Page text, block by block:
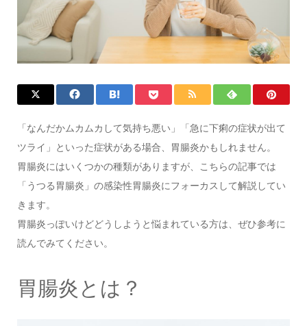
「なんだかムカムカして気持ち悪い」「急に下痢の症状が出て
ツライ」といった症状がある場合、胃腸炎かもしれません。
胃腸炎にはいくつかの種類がありますが、こちらの記事では
「うつる胃腸炎」の感染性胃腸炎にフォーカスして解説してい
きます。
胃腸炎っぽいけどどうしようと悩まれている方は、ぜひ参考に
読んでみてください。
胃腸炎とは？